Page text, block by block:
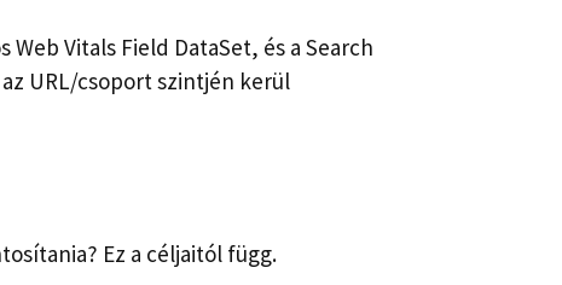
Vitals Field DataSet, és a Search
URL/csoport szintjén kerül
Ez a céljaitól függ.